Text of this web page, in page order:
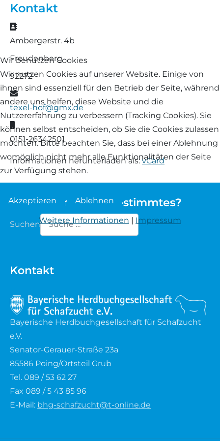
Kontakt
Adresse
Ambergerstr. 4b
Freudenberg
92272
E-Mail
texel-hof@gmx.de
Mobil
0151-26342501
Informationen herunterladen als: vCard
Sie suchen etwas bestimmtes?
Suchen
Kontakt
Bayerische Herdbuchgesellschaft für Schafzucht
e.V.
Senator-Gerauer-Straße 23a
85586 Poing/Ortsteil Grub
Tel. 089 / 53 62 27
Fax 089 / 5 43 85 96
E-Mail: bhg-schafzucht@t-online.de
Wir benutzen Cookies
Wir nutzen Cookies auf unserer Website. Einige von
ihnen sind essenziell für den Betrieb der Seite, während
andere uns helfen, diese Website und die
Nutzererfahrung zu verbessern (Tracking Cookies). Sie
können selbst entscheiden, ob Sie die Cookies zulassen
möchten. Bitte beachten Sie, dass bei einer Ablehnung
womöglich nicht mehr alle Funktionalitäten der Seite
zur Verfügung stehen.
Akzeptieren Ablehnen
Weitere Informationen | Impressum
Formulare/Download
Links Züchter-Internetseiten
Preisrichter in Bayern
Futtrationsrechner
Neueinsteiger
Lineare Beurteilung Zahnstellung
Erfassung der Euterreinheit
Weißes Bergschaf
Landschaf
Rouge de Roussillon
Schwarzes Villnösser Schaf
Scottish Blackface
Shetland
Skudde
Soayschaf
Waldschaf
Weiße gehörnte Heidschnucke
Zackelschaf
Herdwick